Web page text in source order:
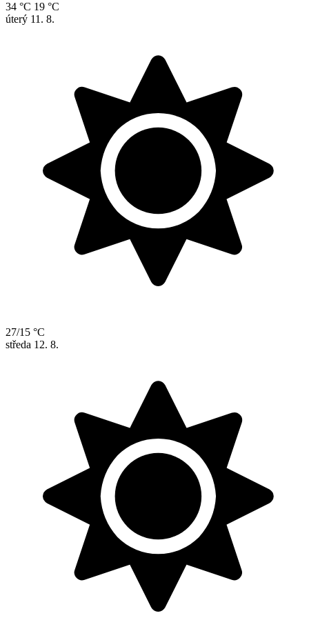
34 °C 19 °C
úterý 11. 8.
27/15 °C
středa 12. 8.